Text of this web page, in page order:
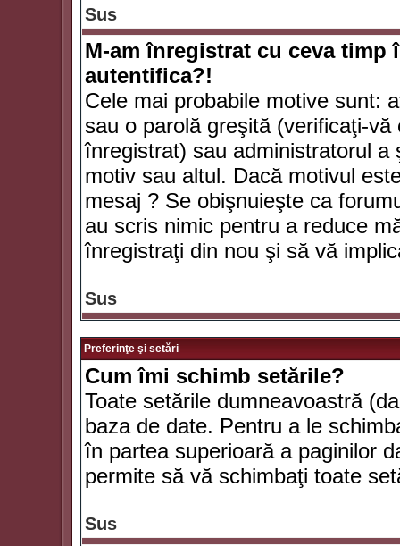
Sus
M-am înregistrat cu ceva timp
autentifica?!
Cele mai probabile motive sunt:
sau o parolă greşită (verificaţi-
înregistrat) sau administratorul
motiv sau altul. Dacă motivul
mesaj ? Se obişnuieşte ca
au scris nimic pentru a reduce
înregistraţi din nou şi să vă
Sus
Preferinţe şi setări
Cum îmi schimb setările?
Toate setările dumneavoastră
baza de date. Pentru a le
în partea superioară a paginilor
permite să vă schimbaţi toate
Sus